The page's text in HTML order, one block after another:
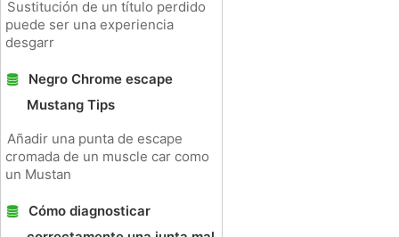
Sustitución de un título perdido
puede ser una experiencia
desgarr
Negro Chrome escape
Mustang Tips
Añadir una punta de escape
cromada de un muscle car como
un Mustan
Cómo diagnosticar